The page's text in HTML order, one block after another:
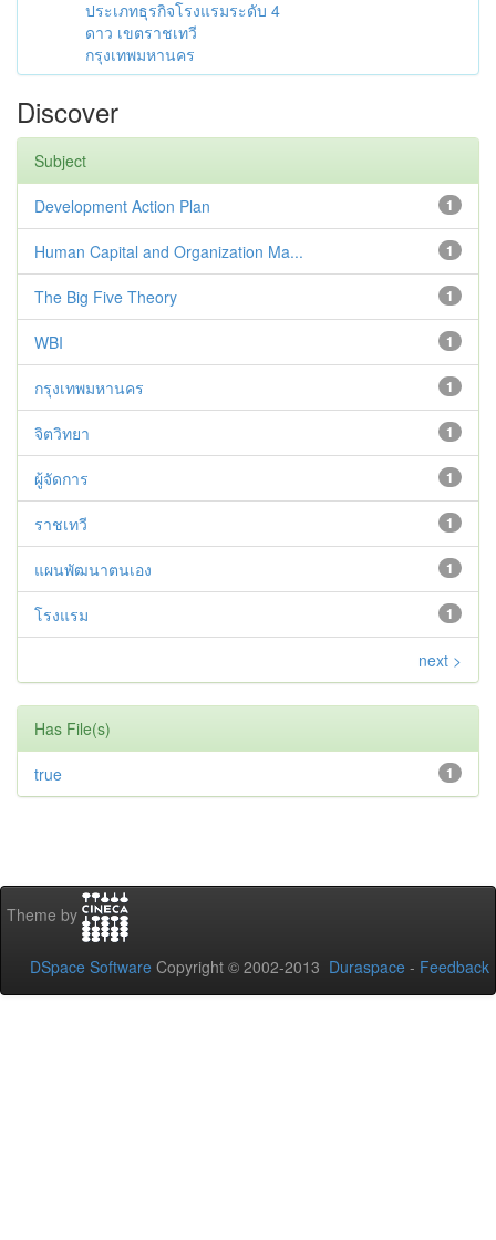
ประเภทธุรกิจโรงแรมระดับ 4
ดาว เขตราชเทวี
กรุงเทพมหานคร
Discover
Subject
1
Development Action Plan
1
Human Capital and Organization Ma...
1
The Big Five Theory
1
WBI
1
กรุงเทพมหานคร
1
จิตวิทยา
1
ผู้จัดการ
1
ราชเทวี
1
แผนพัฒนาตนเอง
1
โรงแรม
next >
Has File(s)
1
true
Theme by
DSpace Software Copyright © 2002-2013 Duraspace - Feedback